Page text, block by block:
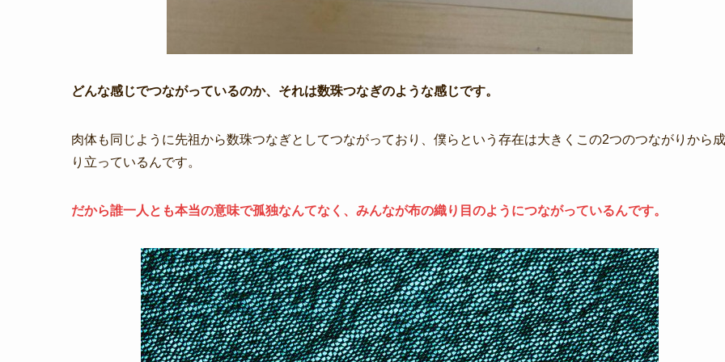
どんな感じでつながっているのか、それは数珠つなぎのような感じです。
肉体も同じように先祖から数珠つなぎとしてつながっており、僕らという存在は大きくこの2つのつながりから成
り立っているんです。
だから誰一人とも本当の意味で孤独なんてなく、みんなが布の織り目のようにつながっているんです。